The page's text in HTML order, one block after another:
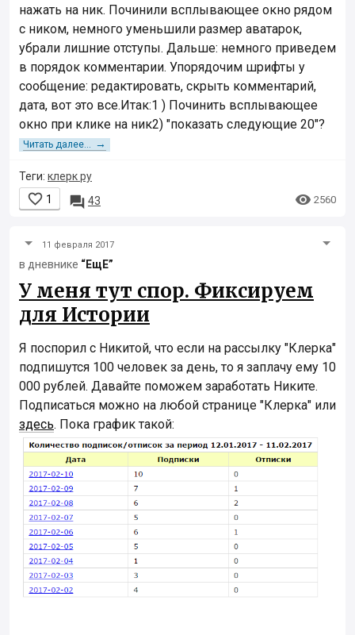
нажать на ник. Починили всплывающее окно рядом
с ником, немного уменьшили размер аватарок,
убрали лишние отступы. Дальше: немного приведем
в порядок комментарии. Упорядочим шрифты у
сообщение: редактировать, скрыть комментарий,
дата, вот это все.Итак:1 ) Починить всплывающее
окно при клике на ник2) "показать следующие 20"?
Читать далее... →
Теги: клерк ру
 1  43  2560
11 февраля 2017
в дневнике “ЕщЕ”
У меня тут спор. Фиксируем
для Истории
Я поспорил с Никитой, что если на рассылку "Клерка"
подпишутся 100 человек за день, то я заплачу ему 10
000 рублей. Давайте поможем заработать Никите.
Подписаться можно на любой странице "Клерка" или
здесь. Пока график такой: